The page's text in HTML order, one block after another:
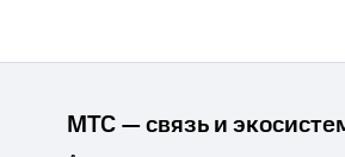
МТС — связь и